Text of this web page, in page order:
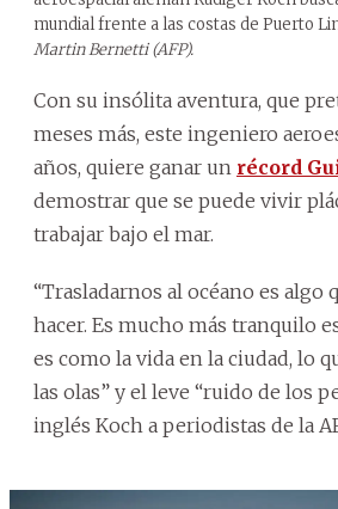
mundial frente a las costas de Puerto
Martin Bernetti (AFP).
Con su insólita aventura, que
meses más, este ingeniero
años, quiere ganar un récord
demostrar que se puede vivir
trabajar bajo el mar.
“Trasladarnos al océano es algo
hacer. Es mucho más tranquilo
es como la vida en la ciudad, lo
las olas” y el leve “ruido de los
inglés Koch a periodistas de la